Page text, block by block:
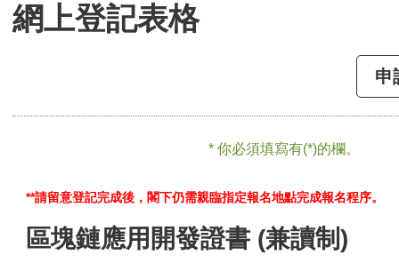
網上登記表格
申
* 你必須填寫有(*)的欄。
**請留意登記完成後，閣下仍需親臨指定報名地點完成報名程序。
區塊鏈應用開發證書 (兼讀制)